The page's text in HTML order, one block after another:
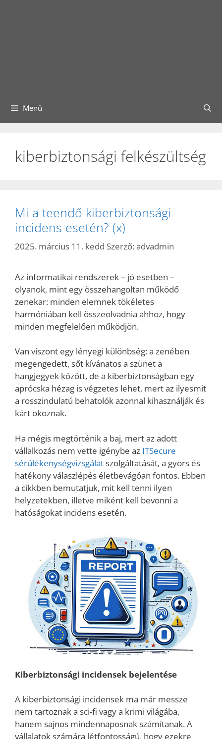
Menü
kiberbiztonsági felkészültség
Mi a teendő kiberbiztonsági
incidens esetén? (x)
2025. március 11. kedd Szerző: advadmin
Az informatikai rendszerek – jó esetben –
olyanok, mint egy összehangoltan működő
zenekar: minden elemnek tökéletes
harmóniában kell összeolvadnia ahhoz, hogy
minden megfelelően működjön.
Van viszont egy lényegi különbség: a zenében
megengedett, sőt kívánatos a szünet a
hangjegyek között, de a kiberbiztonságban egy
aprócska hézag is végzetes lehet, mert az ilyesmit
a rosszindulatú behatolók azonnal kihasználják és
kárt okoznak.
Ha mégis megtörténik a baj, mert az adott
vállalkozás nem vette igénybe az ITSecure
sérülékenységvizsgálat szolgáltatását, a gyors és
hatékony válaszlépés életbevágóan fontos. Ebben
a cikkben bemutatjuk, mit kell tenni ilyen
helyzetekben, illetve miként kell bevonni a
hatóságokat incidens esetén.
Kiberbiztonsági incidensek bejelentése
A kiberbiztonsági incidensek ma már messze
nem tartoznak a sci-fi vagy a krimi világába,
hanem sajnos mindennaposnak számítanak. A
vállalatok számára létfontosságú, hogy ezekre